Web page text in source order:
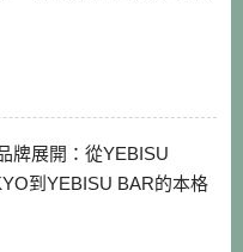
牌展開：從YEBISU
到YEBISU BAR的本格